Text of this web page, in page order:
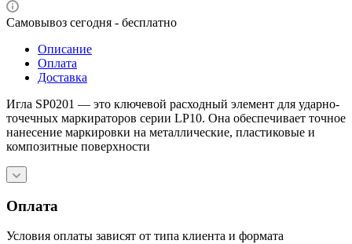
Самовывоз сегодня - бесплатно
Описание
Оплата
Доставка
Игла SP0201 — это ключевой расходный элемент для ударно-
точечных маркираторов серии LP10. Она обеспечивает точное
нанесение маркировки на металлические, пластиковые и
композитные поверхности
Оплата
Условия оплаты зависят от типа клиента и формата